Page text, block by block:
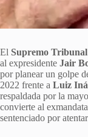
El Supremo
al expresidente Jair
por planear un golpe
2022 frente a Luiz
respaldada por la
convierte al
sentenciado por